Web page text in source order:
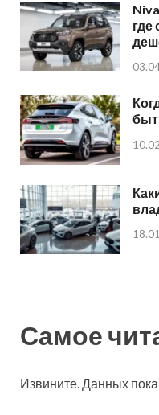
где
Самое
Извините. Данных пока